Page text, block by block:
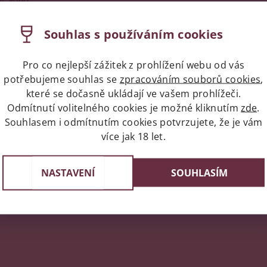
(1914-2013) a Francisco Padró Busquets (1906-1993),
likérů.
kdy čtvrtá generace, Francisco (1934), Daniel (1936-
prodejny velkých společností existujících v té době.
filozofií jako jejich předkové a vyrábí kvalitní nebalené
procesy a technologie (tangenciální filtrace, průběžná
hroznů a skladování vína.
příspěvek k této položce.
uživatelé mohou vkládat příspěvky. Prosím
Souhlas s používáním cookies
Pro co nejlepší zážitek z prohlížení webu od vás
potřebujeme souhlas se zpracováním souborů cookies,
které se dočasně ukládají ve vašem prohlížeči.
Odmítnutí volitelného cookies je možné kliknutím zde.
Souhlasem i odmítnutím cookies potvrzujete, že je vám
více jak 18 let.
NASTAVENÍ SOUHLASÍM